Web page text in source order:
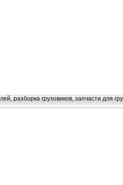
разборка грузовиков, запчасти для